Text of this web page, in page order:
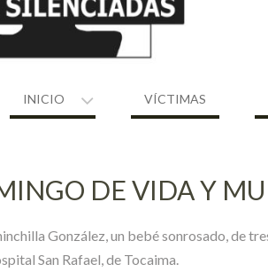
INICIO VÍCTIMAS
DE VIDA Y
González, un bebé sonrosado, de
San Rafael, de Tocaima.